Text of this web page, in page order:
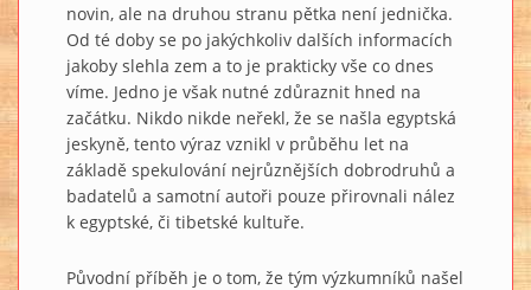
novin, ale na druhou stranu pětka není jednička.
Od té doby se po jakýchkoliv dalších informacích
jakoby slehla zem a to je prakticky vše co dnes
víme. Jedno je však nutné zdůraznit hned na
začátku. Nikdo nikde neřekl, že se našla egyptská
jeskyně, tento výraz vznikl v průběhu let na
základě spekulování nejrůznějších dobrodruhů a
badatelů a samotní autoři pouze přirovnali nález
k egyptské, či tibetské kultuře.
Původní příběh je o tom, že tým výzkumníků našel